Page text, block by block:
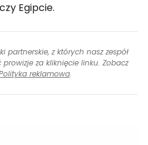
Egipcie.
partnerskie, z których nasz zespół
za kliknięcie linku. Zobacz
reklamowa.